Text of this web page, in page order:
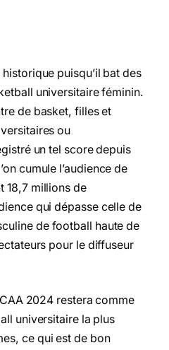
puisqu’il bat des
universitaire féminin.
de basket, filles et
ou
un tel score depuis
cumule l’audience de
18,7 millions de
qui dépasse celle de
de football haute de
pour le diffuseur
2024 restera comme
universitaire la plus
ce qui est de bon